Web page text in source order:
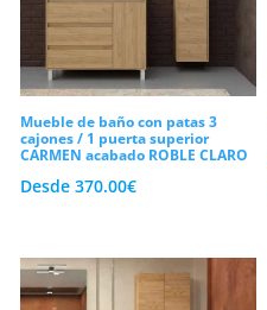
Mueble de baño con patas 3
cajones / 1 puerta superior
CARMEN acabado ROBLE CLARO
Desde 370.00€